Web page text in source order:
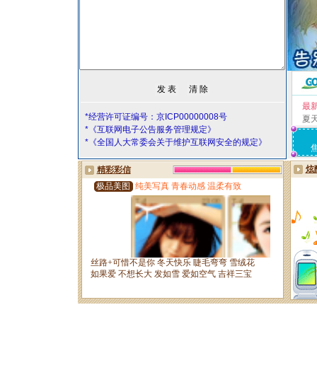
*经营许可证编号：京ICP00000008号
*《互联网电子公告服务管理规定》
*《全国人大常委会关于维护互联网安全的规定》
最
夏